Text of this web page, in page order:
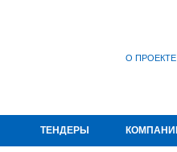
О ПРОЕКТЕ
ТЕНДЕРЫ